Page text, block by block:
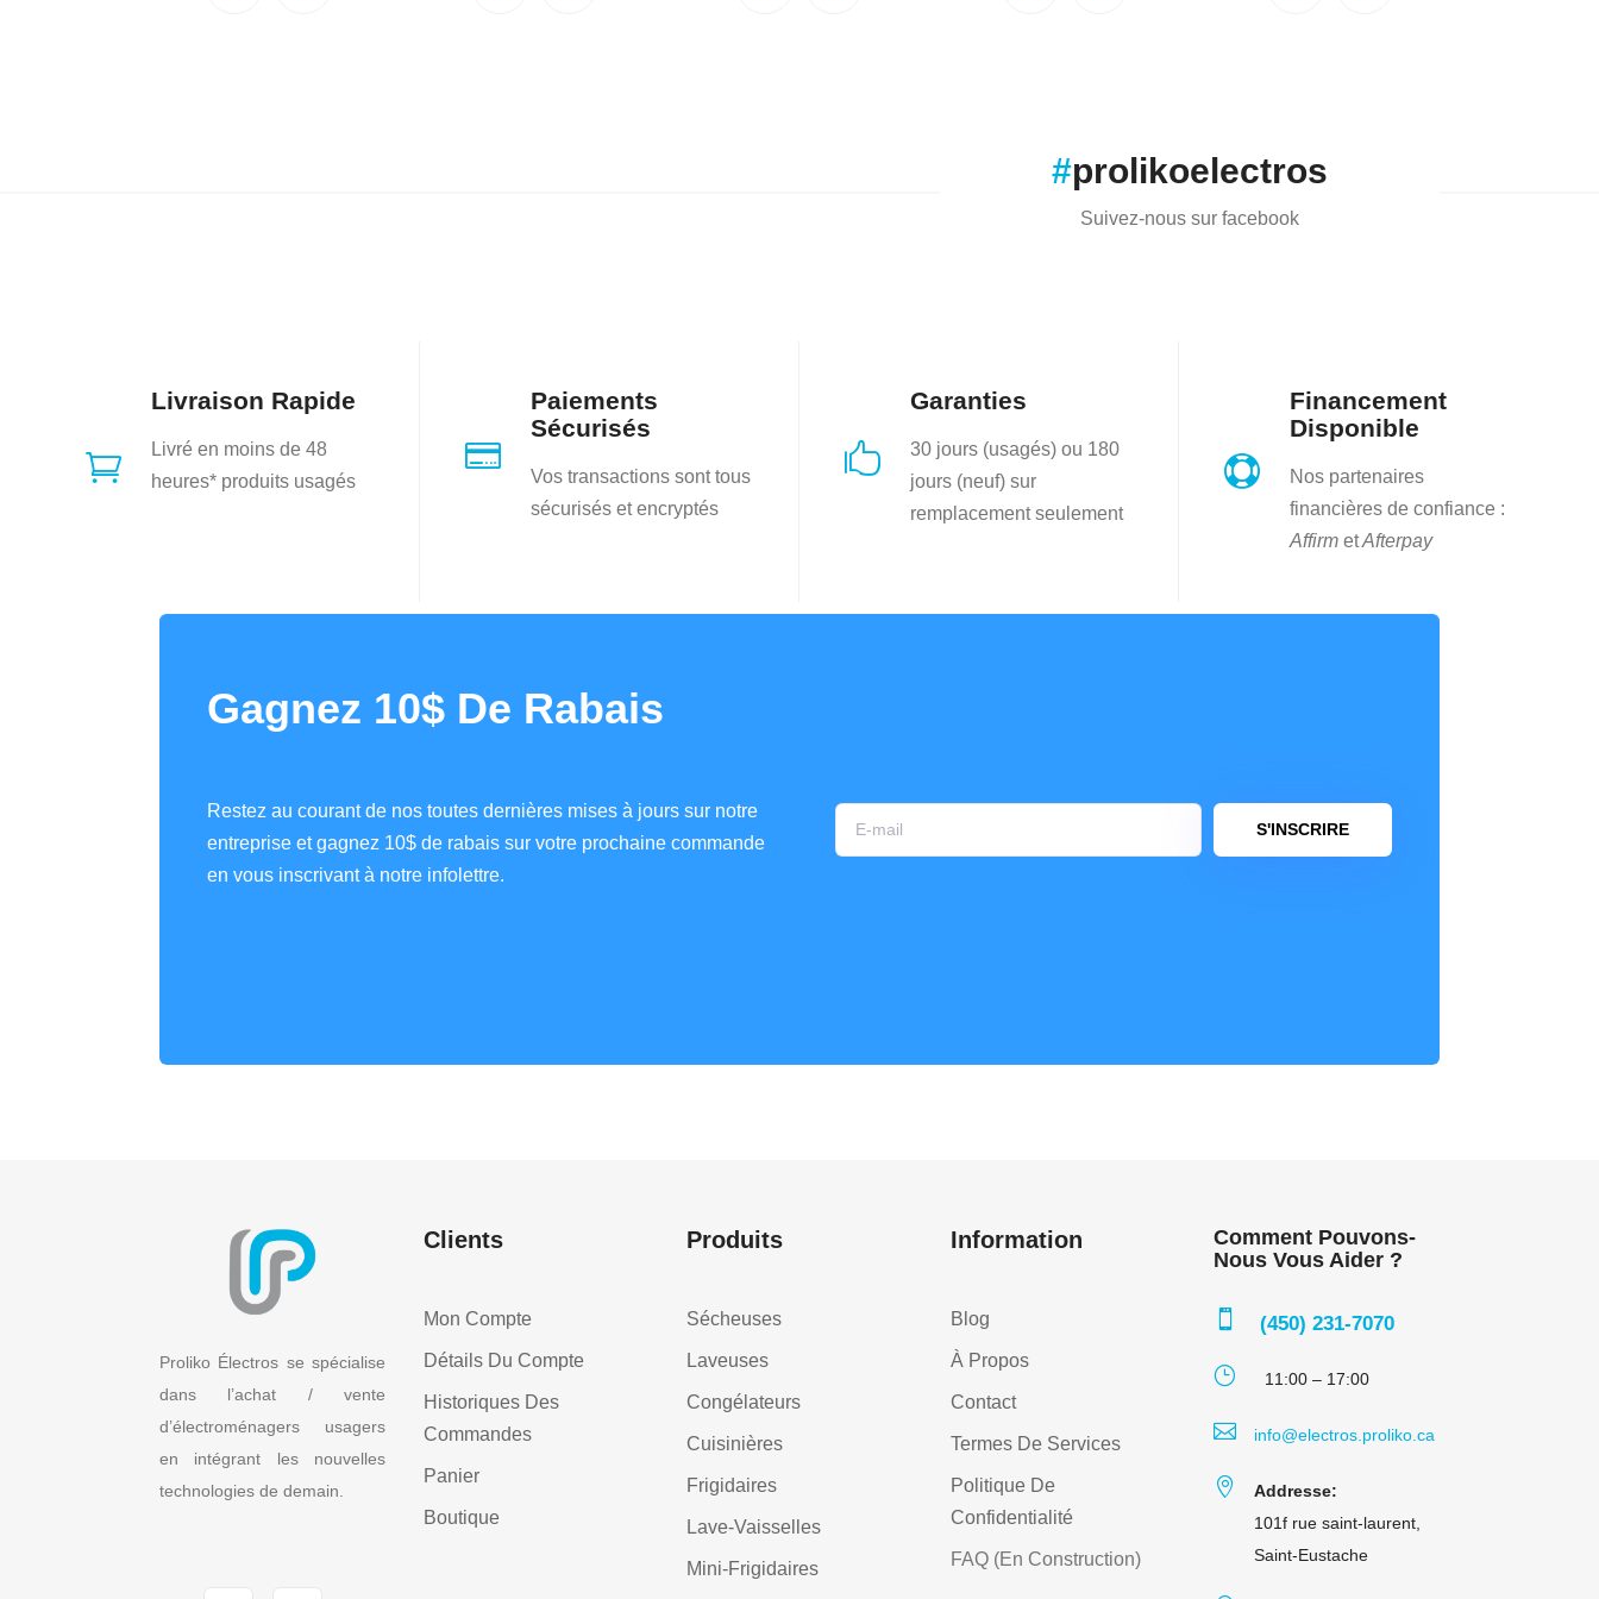
#prolikoelectros
Suivez-nous sur facebook

Livraison Rapide
Livré en moins de 48
heures* produits usagés

Paiements
Sécurisés
Vos transactions sont tous
sécurisés et encryptés

Garanties
30 jours (usagés) ou 180
jours (neuf) sur
remplacement seulement

Financement
Disponible
Nos partenaires
financières de confiance :
Affirm etAfterpay
Gagnez 10$ De Rabais
Restez au courant de nos toutes dernières mises à jours sur notre
entreprise et gagnez 10$ de rabais sur votre prochaine commande
en vous inscrivant à notre infolettre.
S'INSCRIRE
Proliko Électros se spécialise
dans l’achat / vente
d’électroménagers usagers
en intégrant les nouvelles
technologies de demain.
Clients
Mon Compte
Détails Du Compte
Historiques Des
Commandes
Panier
Boutique
Produits
Sécheuses
Laveuses
Congélateurs
Cuisinières
Frigidaires
Lave-Vaisselles
Mini-Frigidaires
Information
Blog
À Propos
Contact
Termes De Services
Politique De
Confidentialité
FAQ (En Construction)
Comment Pouvons-
Nous Vous Aider ?
 (450) 231-7070
} 11:00 – 17:00
 info@electros.proliko.ca

Addresse:
101f rue saint-laurent,
Saint-Eustache